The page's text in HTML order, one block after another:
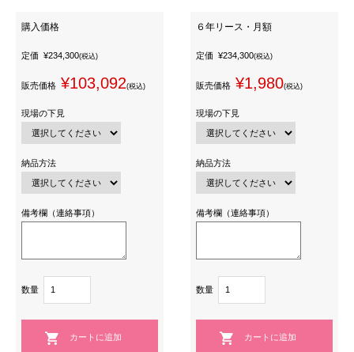
購入価格
定価 ¥234,300(税込)
販売価格 ¥103,092(税込)
現場の下見
納品方法
備考欄（連絡事項）
数量
６年リース・月額
定価 ¥234,300(税込)
販売価格 ¥1,980(税込)
現場の下見
納品方法
備考欄（連絡事項）
数量